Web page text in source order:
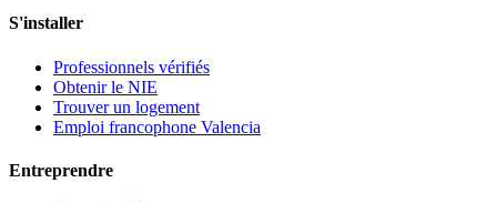
S'installer
Professionnels vérifiés
Obtenir le NIE
Trouver un logement
Emploi francophone Valencia
Entreprendre